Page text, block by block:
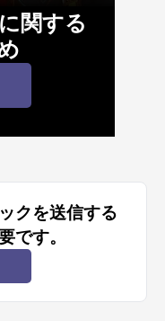
関する
クを送信する
です。